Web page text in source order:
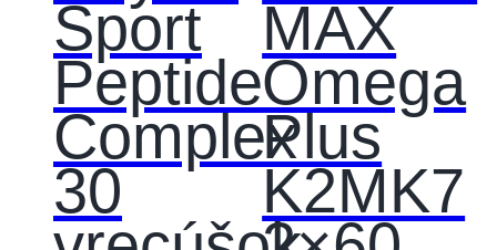
Sport
Peptide
Complex
30
MAX
Omega
Plus
K2MK7